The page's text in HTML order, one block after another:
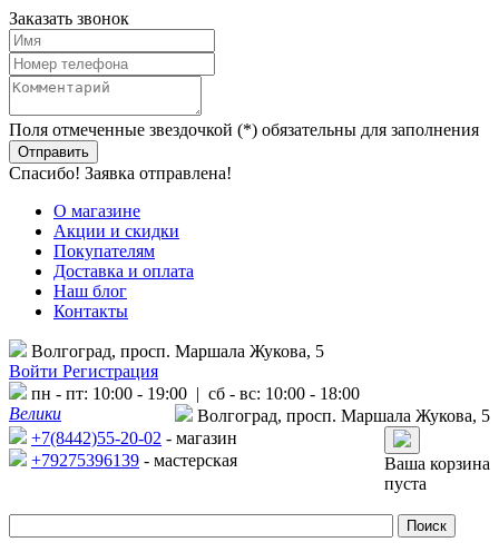
Заказать звонок
Поля отмеченные звездочкой (*) обязательны для заполнения
Спасибо! Заявка отправлена!
О магазине
Акции и скидки
Покупателям
Доставка и оплата
Наш блог
Контакты
Волгоград, просп. Маршала Жукова, 5
Войти Регистрация
пн - пт: 10:00 - 19:00 | сб - вс: 10:00 - 18:00
Велики
Волгоград, просп. Маршала Жукова, 5
+7(8442)55-20-02 - магазин
+79275396139 - мастерская
Ваша корзина
пуста